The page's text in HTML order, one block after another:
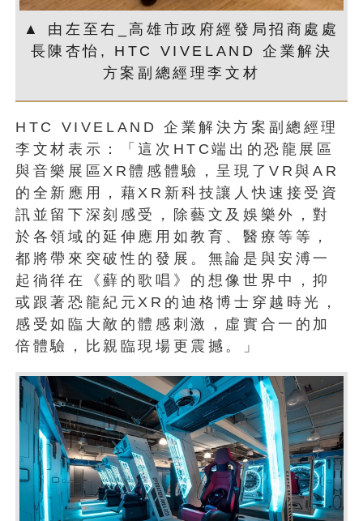
▲ 由左至右_高雄市政府經發局招商處處
長陳杏怡, HTC VIVELAND 企業解決
方案副總經理李文材
HTC VIVELAND 企業解決方案副總經理
李文材表示：「這次HTC端出的恐龍展區
與音樂展區XR體感體驗，呈現了VR與AR
的全新應用，藉XR新科技讓人快速接受資
訊並留下深刻感受，除藝文及娛樂外，對
於各領域的延伸應用如教育、醫療等等，
都將帶來突破性的發展。無論是與安溥一
起徜徉在《蘚的歌唱》的想像世界中，抑
或跟著恐龍紀元XR的迪格博士穿越時光，
感受如臨大敵的體感刺激，虛實合一的加
倍體驗，比親臨現場更震撼。」